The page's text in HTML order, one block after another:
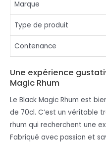
Marque
Type de produit
Contenance
Une expérience
Magic Rhum
Le Black Magic Rhum est
de 70cl. C’est un véritable
rhum qui recherchent une
Fabriqué avec passion et